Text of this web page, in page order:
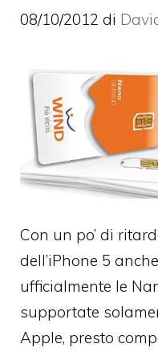
08/10/2012 di
Con un po’ di
dell’iPhone 5
ufficialmente le
supportate
Apple, presto